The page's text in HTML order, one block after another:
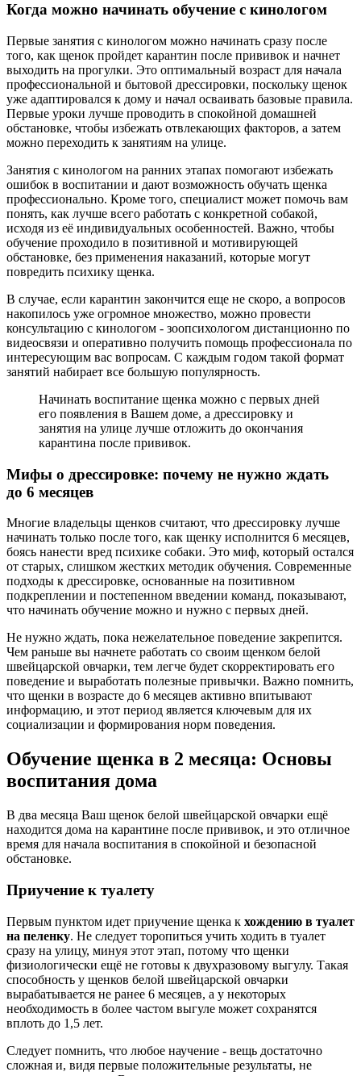
Когда можно начинать обучение с кинологом
Первые занятия с кинологом можно начинать сразу после
того, как щенок пройдет карантин после прививок и начнет
выходить на прогулки. Это оптимальный возраст для начала
профессиональной и бытовой дрессировки, поскольку щенок
уже адаптировался к дому и начал осваивать базовые правила.
Первые уроки лучше проводить в спокойной домашней
обстановке, чтобы избежать отвлекающих факторов, а затем
можно переходить к занятиям на улице.
Занятия с кинологом на ранних этапах помогают избежать
ошибок в воспитании и дают возможность обучать щенка
профессионально. Кроме того, специалист может помочь вам
понять, как лучше всего работать с конкретной собакой,
исходя из её индивидуальных особенностей. Важно, чтобы
обучение проходило в позитивной и мотивирующей
обстановке, без применения наказаний, которые могут
повредить психику щенка.
В случае, если карантин закончится еще не скоро, а вопросов
накопилось уже огромное множество, можно провести
консультацию с кинологом - зоопсихологом дистанционно по
видеосвязи и оперативно получить помощь профессионала по
интересующим вас вопросам. С каждым годом такой формат
занятий набирает все большую популярность.
Начинать воспитание щенка можно с первых дней
его появления в Вашем доме, а дрессировку и
занятия на улице лучше отложить до окончания
карантина после прививок.
Мифы о дрессировке: почему не нужно ждать
до 6 месяцев
Многие владельцы щенков считают, что дрессировку лучше
начинать только после того, как щенку исполнится 6 месяцев,
боясь нанести вред психике собаки. Это миф, который остался
от старых, слишком жестких методик обучения. Современные
подходы к дрессировке, основанные на позитивном
подкреплении и постепенном введении команд, показывают,
что начинать обучение можно и нужно с первых дней.
Не нужно ждать, пока нежелательное поведение закрепится.
Чем раньше вы начнете работать со своим щенком белой
швейцарской овчарки, тем легче будет скорректировать его
поведение и выработать полезные привычки. Важно помнить,
что щенки в возрасте до 6 месяцев активно впитывают
информацию, и этот период является ключевым для их
социализации и формирования норм поведения.
Обучение щенка в 2 месяца: Основы
воспитания дома
В два месяца Ваш щенок белой швейцарской овчарки ещё
находится дома на карантине после прививок, и это отличное
время для начала воспитания в спокойной и безопасной
обстановке.
Приучение к туалету
Первым пунктом идет приучение щенка к хождению в туалет
на пеленку. Не следует торопиться учить ходить в туалет
сразу на улицу, минуя этот этап, потому что щенки
физиологически ещё не готовы к двухразовому выгулу. Такая
способность у щенков белой швейцарской овчарки
вырабатывается не ранее 6 месяцев, а у некоторых
необходимость в более частом выгуле может сохранятся
вплоть до 1,5 лет.
Следует помнить, что любое научение - вещь достаточно
сложная и, видя первые положительные результаты, не